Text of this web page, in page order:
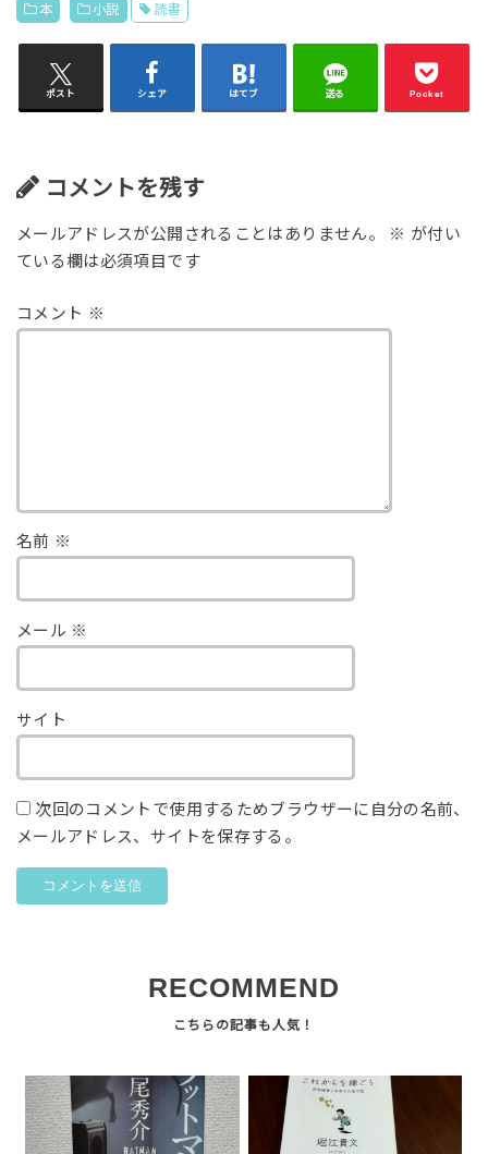
本 小説 読書
ポスト シェア はてブ 送る Pocket
コメントを残す
メールアドレスが公開されることはありません。 ※ が付い
ている欄は必須項目です
コメント ※
名前 ※
メール ※
サイト
次回のコメントで使用するためブラウザーに自分の名前、
メールアドレス、サイトを保存する。
RECOMMEND